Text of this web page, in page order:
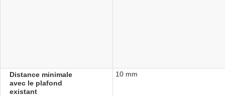
Distance minimale
avec le plafond
existant
10 mm